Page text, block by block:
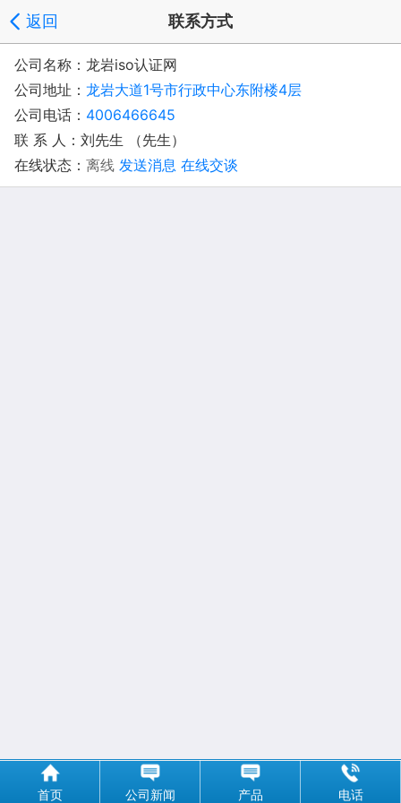
返回 联系方式
公司名称：龙岩iso认证网
公司地址： 龙岩大道1号市行政中心东附楼4层
公司电话： 4006466645
联 系 人：刘先生 （先生）
在线状态： 离线 发送消息 在线交谈
首页 公司新闻 产品 电话